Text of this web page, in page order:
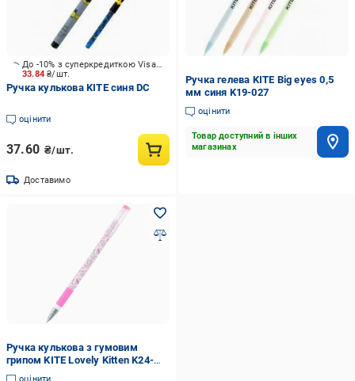
33.84₴/шт.
До -10% з суперкредиткою Visa Вигода
Ручка кулькова KITE синя DC
оцінити
37.60 ₴/шт.
Доставимо
Ручка гелева KITE Big eyes 0,5
мм синя K19-027
оцінити
Товар доступний в інших
магазинах
Ручка кулькова з гумовим
грипом KITE Lovely Kitten K24-
032-02 Синій (0301802)